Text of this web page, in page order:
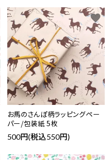
お馬のさんぽ柄ラッピングペー
パー/包装紙 5枚
500円(税込550円)
favorite